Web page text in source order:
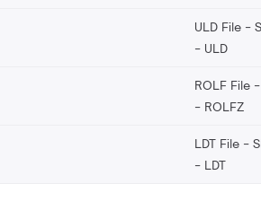
ULD File -
ULD
ROLF File
ROLFZ
LDT File -
LDT